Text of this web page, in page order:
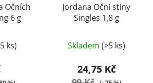
Očních
6 g
ks)
Jordana Oční stíny
Singles 1,8 g
hodnocení
produktu
Skladem (>5 ks)
24,75 Kč